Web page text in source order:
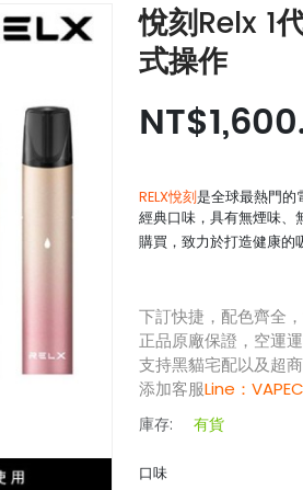
悅刻Relx 1
式操作
RELX悅刻是全球最熱門的
經典口味，具有無煙味、
購買，致力於打造健康的
下訂快捷，配色齊全，
正品原廠保證，空運運
支持黑貓宅配以及超商
添加客服Line： VAPEC
庫存: 有貨
口味